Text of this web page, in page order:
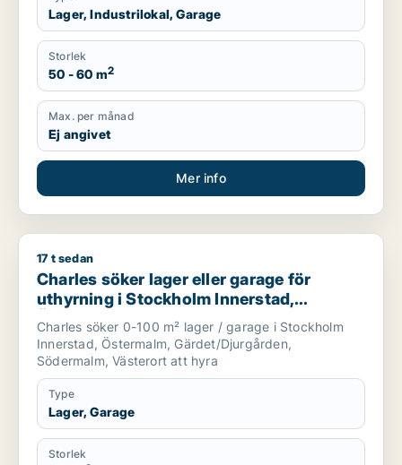
Lager, Industrilokal, Garage
Storlek
50 - 60 m2
Max. per månad
Ej angivet
Mer info
Charles söker lager eller garage för uthyrning i Stockholm
17 t sedan
Charles söker lager eller garage för
uthyrning i Stockholm Innerstad,
Östermalm eller Gärdet/Djurgården m.fl.
Charles söker 0-100 m² lager / garage i Stockholm
Innerstad, Östermalm, Gärdet/Djurgården,
Södermalm, Västerort att hyra
Type
Lager, Garage
Storlek